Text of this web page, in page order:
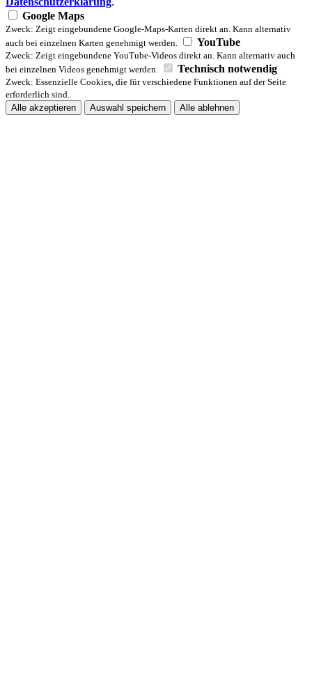
Google Maps
Zweck: Zeigt eingebundene Google-Maps-Karten direkt an. Kann alternativ
auch bei einzelnen Karten genehmigt werden.
YouTube
Zweck: Zeigt eingebundene YouTube-Videos direkt an. Kann alternativ auch
bei einzelnen Videos genehmigt werden.
Technisch notwendig
Zweck: Essenzielle Cookies, die für verschiedene Funktionen auf der Seite
erforderlich sind.
Alle akzeptieren
Auswahl speichern Alle ablehnen